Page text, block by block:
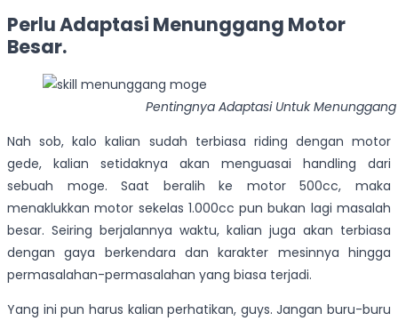
Perlu Adaptasi Menunggang Motor
Besar.
Pentingnya Adaptasi Untuk
Nah sob, kalo kalian sudah terbiasa riding dengan motor
gede, kalian setidaknya akan menguasai handling dari
sebuah moge. Saat beralih ke motor 500cc, maka
menaklukkan motor sekelas 1.000cc pun bukan lagi masalah
besar. Seiring berjalannya waktu, kalian juga akan terbiasa
dengan gaya berkendara dan karakter mesinnya hingga
permasalahan-permasalahan yang biasa terjadi.
Yang ini pun harus kalian perhatikan, guys. Jangan buru-buru